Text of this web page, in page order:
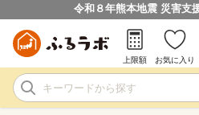
令和８年熊本地震 災害支
上限額 お気に入り